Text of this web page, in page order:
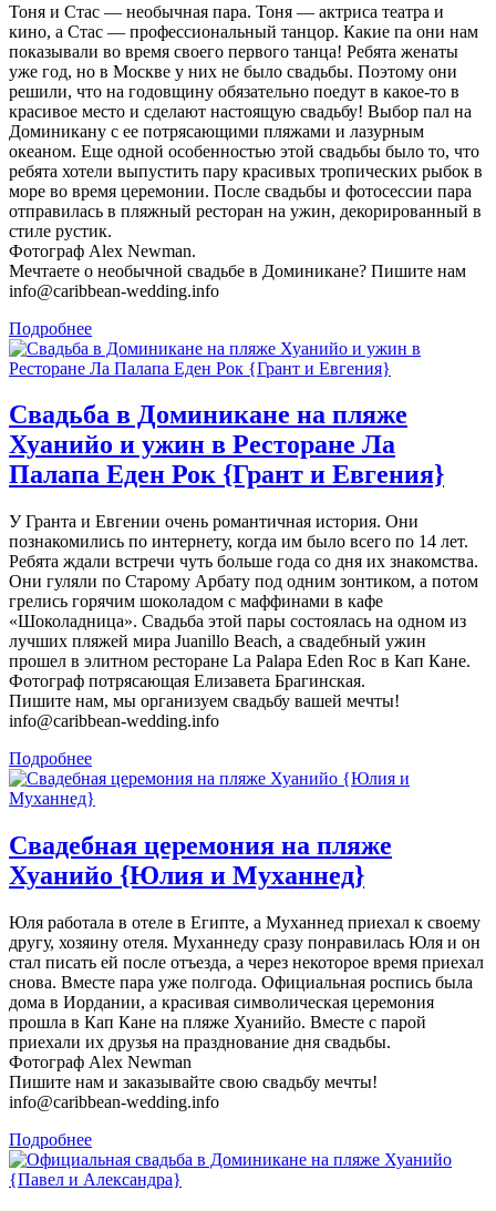
Тоня и Стас — необычная пара. Тоня — актриса театра и
кино, а Стас — профессиональный танцор. Какие па они нам
показывали во время своего первого танца! Ребята женаты
уже год, но в Москве у них не было свадьбы. Поэтому они
решили, что на годовщину обязательно поедут в какое-то в
красивое место и сделают настоящую свадьбу! Выбор пал на
Доминикану с ее потрясающими пляжами и лазурным
океаном. Еще одной особенностью этой свадьбы было то, что
ребята хотели выпустить пару красивых тропических рыбок в
море во время церемонии. После свадьбы и фотосессии пара
отправилась в пляжный ресторан на ужин, декорированный в
стиле рустик.
Фотограф Alex Newman.
Мечтаете о необычной свадьбе в Доминикане? Пишите нам
info@caribbean-wedding.info
Подробнее
Свадьба в Доминикане на пляже
Хуанийо и ужин в Ресторане Ла
Палапа Еден Рок {Грант и Евгения}
У Гранта и Евгении очень романтичная история. Они
познакомились по интернету, когда им было всего по 14 лет.
Ребята ждали встречи чуть больше года со дня их знакомства.
Они гуляли по Старому Арбату под одним зонтиком, а потом
грелись горячим шоколадом с маффинами в кафе
«Шоколадница». Свадьба этой пары состоялась на одном из
лучших пляжей мира Juanillo Beach, а свадебный ужин
прошел в элитном ресторане La Palapa Eden Roc в Кап Кане.
Фотограф потрясающая Елизавета Брагинская.
Пишите нам, мы организуем свадьбу вашей мечты!
info@caribbean-wedding.info
Подробнее
Свадебная церемония на пляже
Хуанийо {Юлия и Муханнед}
Юля работала в отеле в Египте, а Муханнед приехал к своему
другу, хозяину отеля. Муханнеду сразу понравилась Юля и он
стал писать ей после отъезда, а через некоторое время приехал
снова. Вместе пара уже полгода. Официальная роспись была
дома в Иордании, а красивая символическая церемония
прошла в Кап Кане на пляже Хуанийо. Вместе с парой
приехали их друзья на празднование дня свадьбы.
Фотограф Alex Newman
Пишите нам и заказывайте свою свадьбу мечты!
info@caribbean-wedding.info
Подробнее